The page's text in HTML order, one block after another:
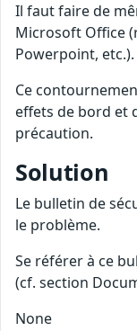
Il faut faire de
Microsoft Office
Powerpoint, etc.).
Ce
effets de bord et
précaution.
Solution
Le bulletin de
le problème.
Se référer à ce
(cf. section
None